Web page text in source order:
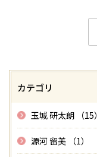
カテゴリ
玉城 研太朗 （15）
源河 留美 （1）